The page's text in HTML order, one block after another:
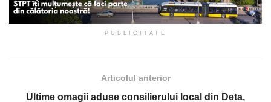
PUBLICITATE
Articolul anterior
Ultime omagii aduse consilierului local din Deta,